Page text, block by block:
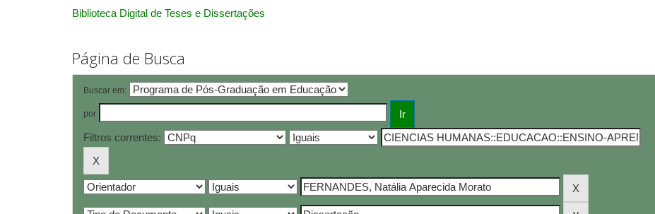
Biblioteca Digital de Teses e Dissertações
Página de Busca
Buscar em:
por
Filtros correntes: